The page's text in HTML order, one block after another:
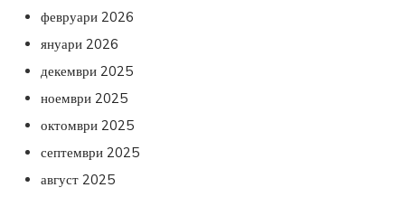
февруари 2026
януари 2026
декември 2025
ноември 2025
октомври 2025
септември 2025
август 2025